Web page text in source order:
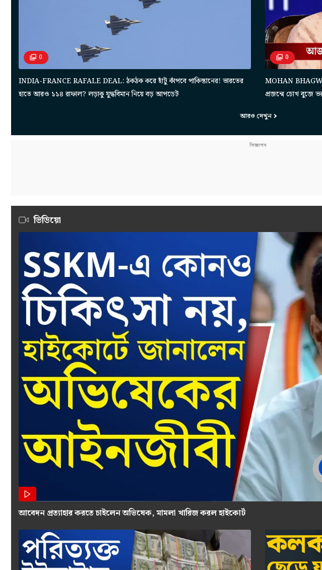
0
INDIA-FRANCE RAFALE DEAL: ঠকঠক করে হাঁটু কাঁপবে পাকিস্তানের! ভারতের
হাতে আরও ১১৪ রাফাল? লড়াকু যুদ্ধবিমান নিয়ে বড় আপডেট
0
MOHAN
প্রজন্মে চোখ বুজে
আরও দেখুন
ভিডিয়ো
আবেদন প্রত্যাহার করতে চাইলেন অভিষেক, মামলা খারিজ করল হাইকোর্ট